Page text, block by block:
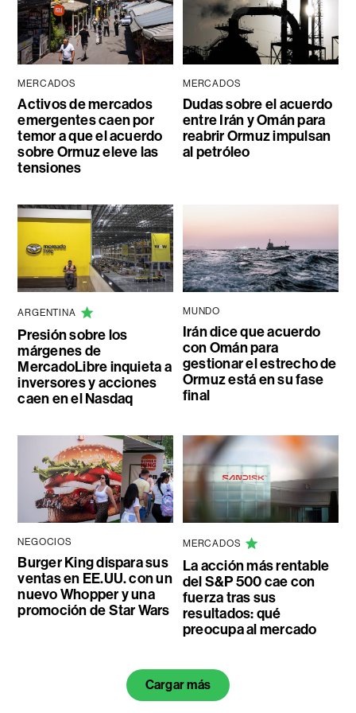
MERCADOS
Activos de mercados
emergentes caen por
temor a que el acuerdo
sobre Ormuz eleve las
tensiones
MERCADOS
Dudas sobre el acuerdo
entre Irán y Omán para
reabrir Ormuz impulsan
al petróleo
ARGENTINA
Presión sobre los
márgenes de
MercadoLibre inquieta a
inversores y acciones
caen en el Nasdaq
MUNDO
Irán dice que acuerdo
con Omán para
gestionar el estrecho de
Ormuz está en su fase
final
NEGOCIOS
Burger King dispara sus
ventas en EE.UU. con un
nuevo Whopper y una
promoción de Star Wars
MERCADOS
La acción más rentable
del S&P 500 cae con
fuerza tras sus
resultados: qué
preocupa al mercado
Cargar más